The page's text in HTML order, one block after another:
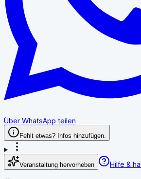
Über WhatsApp teilen
Fehlt etwas? Infos hinzufügen.
Veranstaltung hervorheben Hilfe &